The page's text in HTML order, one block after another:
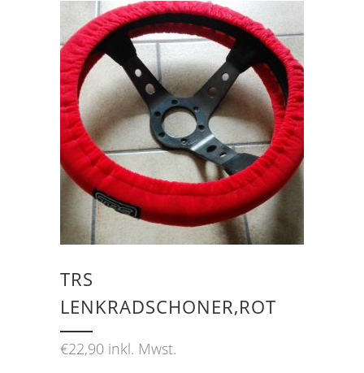
TRS
LENKRADSCHONER,ROT
€22,90 inkl. Mwst.